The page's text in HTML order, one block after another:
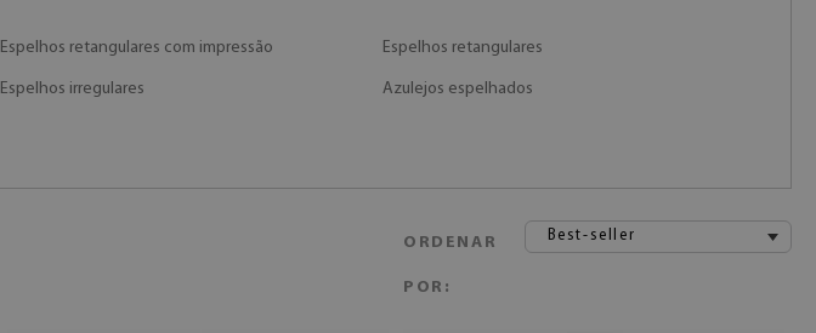
Espelhos retangulares com impressão Espelhos retangulares
Espelhos irregulares Azulejos espelhados
ORDENAR
POR:
Best-seller